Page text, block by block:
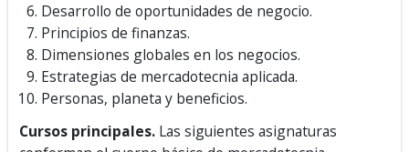
Desarrollo de oportunidades de negocio.
Principios de finanzas.
Dimensiones globales en los negocios.
Estrategias de mercadotecnia aplicada.
Personas, planeta y beneficios.
Cursos principales. Las siguientes asignaturas